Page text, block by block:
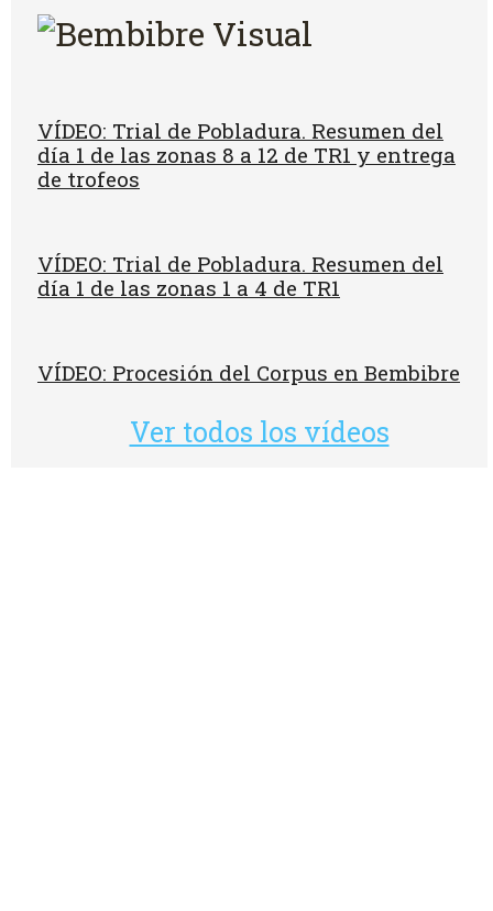
VÍDEO: Trial de Pobladura. Resumen del
día 1 de las zonas 8 a 12 de TR1 y entrega
de trofeos
VÍDEO: Trial de Pobladura. Resumen del
día 1 de las zonas 1 a 4 de TR1
VÍDEO: Procesión del Corpus en Bembibre
Ver todos los vídeos